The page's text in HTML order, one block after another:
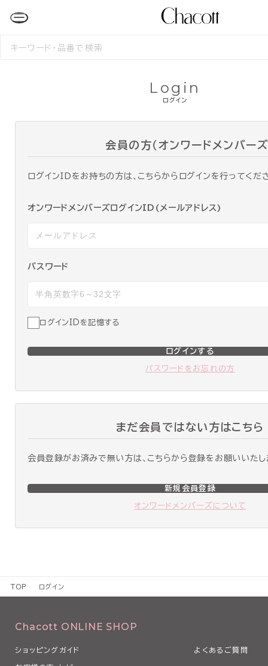
検
ログイン
Login
会員の方（オンワードメンバーズ
ログインIDをお持ちの方は、こちらからログインを行ってくだ
オンワードメンバーズログインID(メールアドレス)
パスワード
ログインIDを記憶する
ログインする
パスワードをお忘れの方
まだ会員ではない方はこちら
会員登録がお済みで無い方は、こちらから登録をお願いいたし
新規会員登録
オンワードメンバーズについて
TOP ログイン
Chacott ONLINE SHOP
ショッピングガイド よくあるご質問